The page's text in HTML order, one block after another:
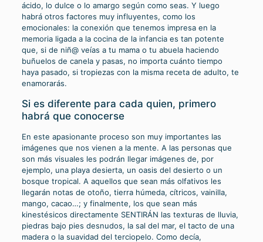
ácido, lo dulce o lo amargo según como seas. Y luego
habrá otros factores muy influyentes, como los
emocionales: la conexión que tenemos impresa en la
memoria ligada a la cocina de la infancia es tan potente
que, si de niñ@ veías a tu mama o tu abuela haciendo
buñuelos de canela y pasas, no importa cuánto tiempo
haya pasado, si tropiezas con la misma receta de adulto, te
enamorarás.
Si es diferente para cada quien, primero
habrá que conocerse
En este apasionante proceso son muy importantes las
imágenes que nos vienen a la mente. A las personas que
son más visuales les podrán llegar imágenes de, por
ejemplo, una playa desierta, un oasis del desierto o un
bosque tropical. A aquellos que sean más olfativos les
llegarán notas de otoño, tierra húmeda, cítricos, vainilla,
mango, cacao…; y finalmente, los que sean más
kinestésicos directamente SENTIRÁN las texturas de lluvia,
piedras bajo pies desnudos, la sal del mar, el tacto de una
madera o la suavidad del terciopelo. Como decía,